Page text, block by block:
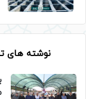
نوشته های